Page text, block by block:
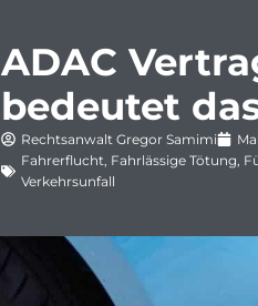
ADAC
bedeutet
Rechtsanwalt Gregor Samimi
Fahrerflucht, Fahrlässige Tötung,
Verkehrsunfall